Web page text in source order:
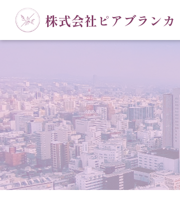
株式会社ピアブランカ